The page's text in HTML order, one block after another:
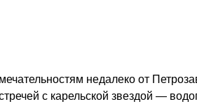
недалеко от
с карельской звездой —